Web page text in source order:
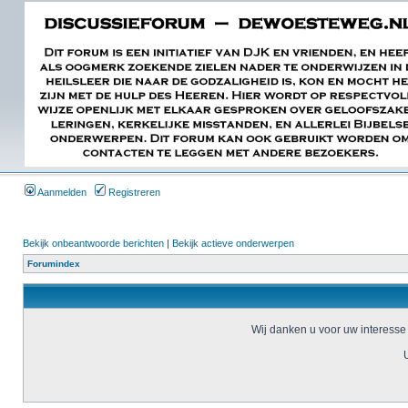
Aanmelden Registreren
Bekijk onbeantwoorde berichten | Bekijk actieve onderwerpen
Forumindex
Wij danken u voor uw